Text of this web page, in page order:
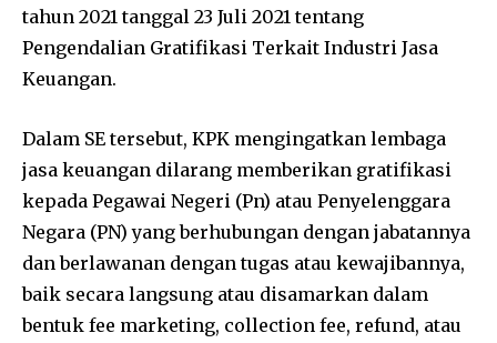
tahun 2021 tanggal 23 Juli 2021 tentang
Pengendalian Gratifikasi Terkait Industri Jasa
Keuangan.
Dalam SE tersebut, KPK mengingatkan lembaga
jasa keuangan dilarang memberikan gratifikasi
kepada Pegawai Negeri (Pn) atau Penyelenggara
Negara (PN) yang berhubungan dengan jabatannya
dan berlawanan dengan tugas atau kewajibannya,
baik secara langsung atau disamarkan dalam
bentuk fee marketing, collection fee, refund, atau